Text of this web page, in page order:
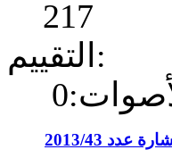
217
التقييم:
عدد 2013/43